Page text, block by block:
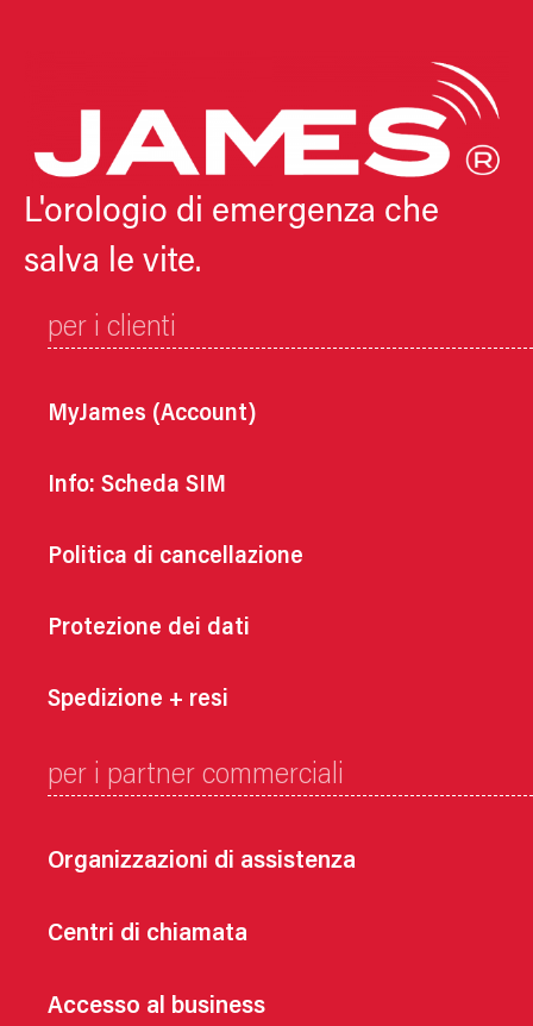
L'orologio di emergenza che
salva le vite.
per i clienti
MyJames (Account)
Info: Scheda SIM
Politica di cancellazione
Protezione dei dati
Spedizione + resi
per i partner commerciali
Organizzazioni di assistenza
Centri di chiamata
Accesso al business